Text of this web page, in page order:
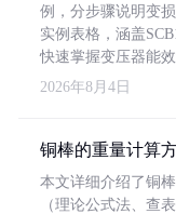
例，分步骤说明变
实例表格，涵盖
快速掌握变压器能效
2026年8月4日
铜棒的重量计算
本文详细介绍了铜
（理论公式法、查